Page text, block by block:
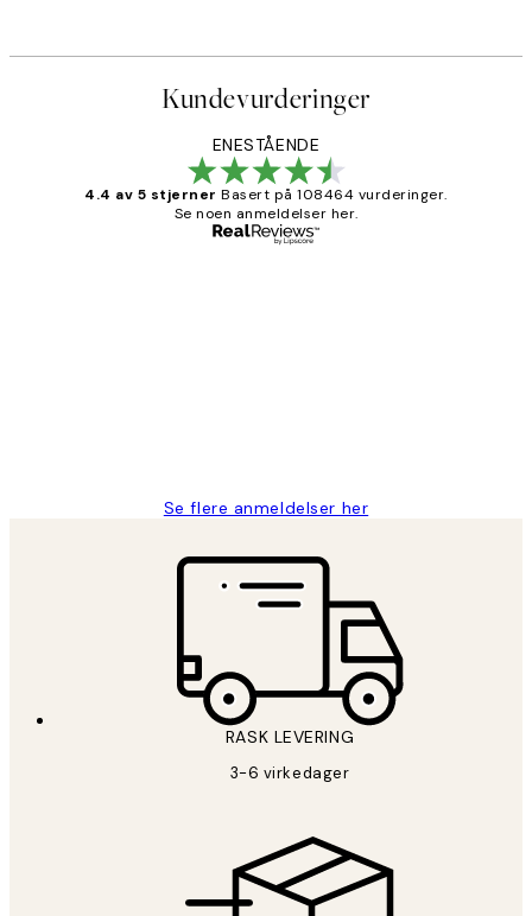
Kundevurderinger
ENESTÅENDE
4.4 av 5 stjerner Basert på 108464 vurderinger.
Se noen anmeldelser her.
Se flere anmeldelser her
RASK LEVERING
3-6 virkedager